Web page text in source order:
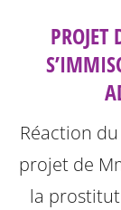
PROJET
Réaction
projet de
la